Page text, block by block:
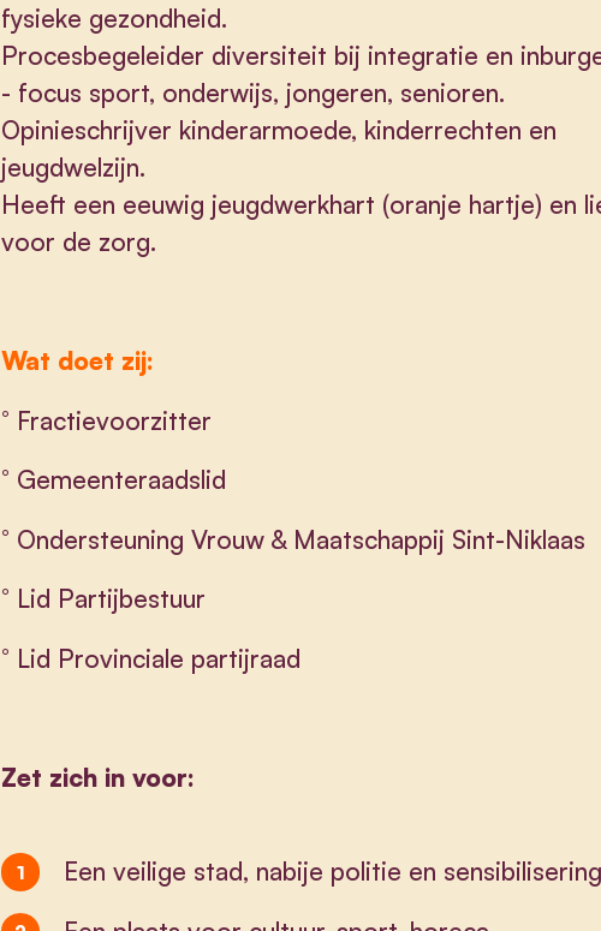
fysieke gezondheid.
Procesbegeleider diversiteit bij integratie en
- focus sport, onderwijs, jongeren, senioren.
Opinieschrijver kinderarmoede, kinderrechten en
jeugdwelzijn.
Heeft een eeuwig jeugdwerkhart (oranje hartje) en
voor de zorg.
Wat doet zij:
° Fractievoorzitter
° Gemeenteraadslid
° Ondersteuning Vrouw & Maatschappij Sint-Niklaas
° Lid Partijbestuur
° Lid Provinciale partijraad
Zet zich in voor:
Een veilige stad, nabije politie en sensibilisering